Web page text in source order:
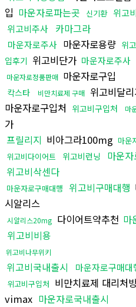
입 마운자로파는곳 신기환 위고
위고비주사 카마그라
마운자로주사 마운자로용량 위
입후기 위고비단가 마운자로주사
마운자로정품판매 마운자로구입
칵스타 비만치료제 구매 위고비달리
마운자로구입처 위고비구입처 마
가
프릴리지 비아그라100mg 마운
위고비다이어트 위고비런닝 마운
위고비삭센다
마운자로구매대행 위고비구매대행
시알리스
시알리스20mg 다이어트약추천 마
위고비비용
위고비나무위키
위고비국내출시 마운자로구매대
위고비구입처 비만치료제 대리처
vimax 마운자로국내출시